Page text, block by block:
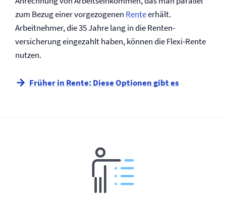
zum Bezug einer vorgezogenen Renteerhält.
Arbeitnehmer, die 35 Jahre lang in die Renten­
versicherung eingezahlt haben, können die Flexi-Rente
nutzen.
Früher in Rente: Diese Optionen gibt es